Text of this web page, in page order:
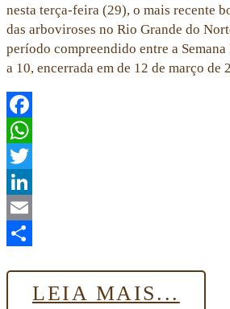
nesta terça-feira (29), o mais recente
das arboviroses no Rio Grande do
período compreendido entre a
a 10, encerrada em de 12 de março de
Facebook
WhatsApp
Twitter
LinkedIn
Email
LEIA MAIS...